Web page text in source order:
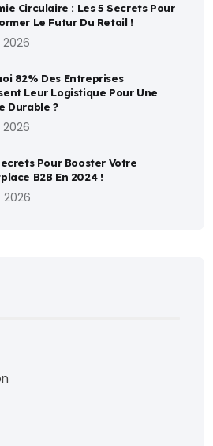
Circulaire : Les 5 Secrets Pour
Le Futur Du Retail !
82% Des Entreprises
Leur Logistique Pour Une
Durable ?
Pour Booster Votre
B2B En 2024 !